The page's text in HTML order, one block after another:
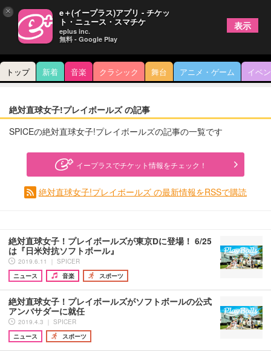
トップ 新着 音楽 クラシック 舞台 アニメ・ゲーム イベ
絶対直球女子!プレイボールズ の記事
SPICEの絶対直球女子!プレイボールズの記事の一覧です
イープラスでチケット情報をチェック！
絶対直球女子!プレイボールズ の最新情報をRSSで購読
絶対直球女子！プレイボールズが東京Dに登場！ 6/25
は『日米対抗ソフトボール』
2019.6.11 ｜ SPICER
ニュース
音楽 スポーツ
絶対直球女子！プレイボールズがソフトボールの公式
アンバサダーに就任
2019.4.3 ｜ SPICER
ニュース
スポーツ
× e＋(イープラス)アプリ - チケッ
ト・ニュース・スマチケ
eplus inc.
無料 - Google Play
表示